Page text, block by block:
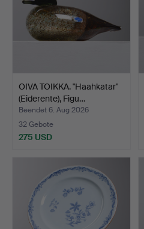
OIVA TOIKKA. "Haahkatar"
(Eiderente), Figu…
Beendet 6. Aug 2026
32 Gebote
275 USD